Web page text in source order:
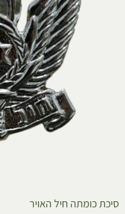
סיכת כומתה חיל האויר